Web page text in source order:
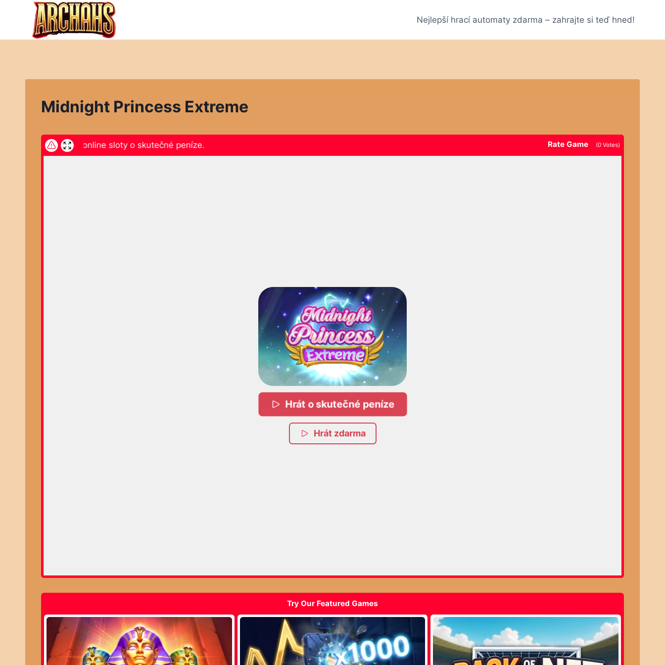
Přeskočit
Nejlepší hrací automaty zdarma – zahrajte si teď hned!
Midnight Princess Extreme
zde a hrajte online sloty o skutečné peníze. Rate Game (0 Votes)
Hrát o skutečné peníze
Hrát zdarma
Try Our Featured Games